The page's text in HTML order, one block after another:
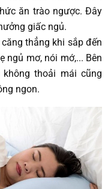
ăn trào ngược. Đây
giấc ngủ.
thẳng khi sắp đến
ngủ mơ, nói mớ,... Bên
thoải mái cũng
ngon.